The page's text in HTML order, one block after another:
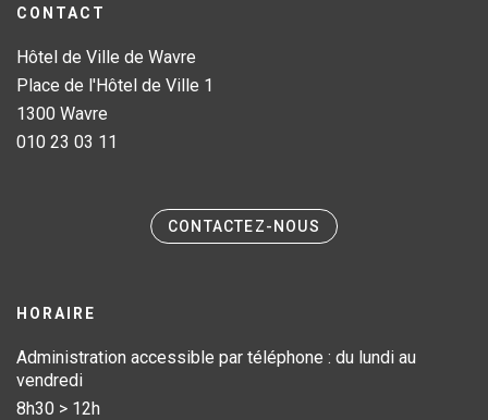
CONTACT
Hôtel de Ville de Wavre
Place de l'Hôtel de Ville 1
1300 Wavre
010 23 03 11
CONTACTEZ-NOUS
HORAIRE
Administration accessible par téléphone : du lundi au
vendredi
8h30 > 12h